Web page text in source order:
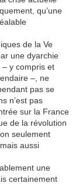
qu’une
de la Ve
une dyarchie
– y compris et
–, ne
pas se
n’est pas
sur la France
de la révolution
seulement
aussi
une
certainement